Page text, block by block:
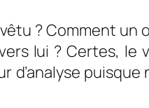
? Comment un
lui ? Certes, le
d’analyse puisque